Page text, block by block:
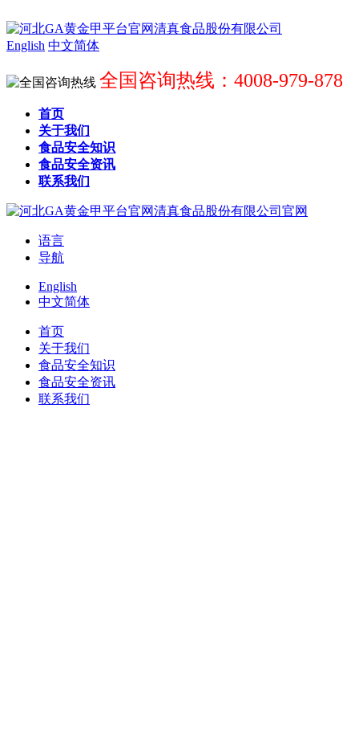
English 中文简体
全国咨询热线：4008-979-878
首页
关于我们
食品安全知识
食品安全资讯
联系我们
语言
导航
English
中文简体
首页
关于我们
食品安全知识
食品安全资讯
联系我们